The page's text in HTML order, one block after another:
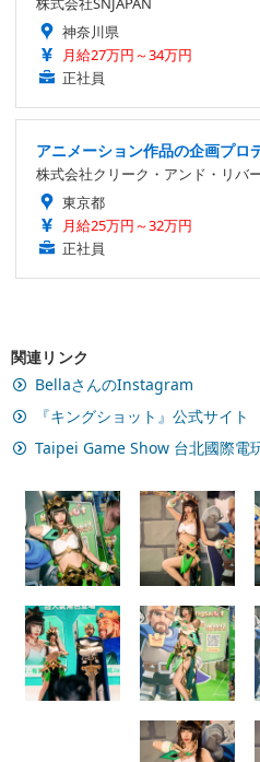
神奈川県
月給27万円～34万円
正社員
アニメーション作品の企画プロ
株式会社クリーク・アンド・リバ
東京都
月給25万円～32万円
正社員
関連リンク
BellaさんのInstagram
『キングショット』公式サイト
Taipei Game Show 台北國際電